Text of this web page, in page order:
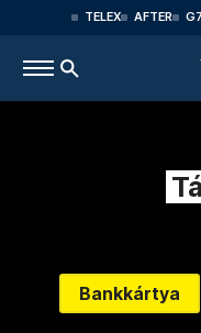
TELEX AFTER G7
Bankkártya